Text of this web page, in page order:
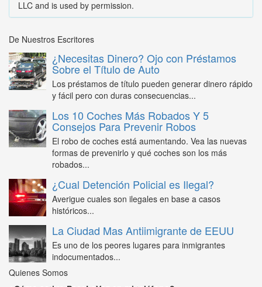
LLC and is used by permission.
De Nuestros Escritores
¿Necesitas Dinero? Ojo con Préstamos
Sobre el Título de Auto
Los préstamos de título pueden generar dinero rápido
y fácil pero con duras consecuencias...
Los 10 Coches Más Robados Y 5
Consejos Para Prevenir Robos
El robo de coches está aumentando. Vea las nuevas
formas de prevenirlo y qué coches son los más
robados...
¿Cual Detención Policial es Ilegal?
Averigue cuales son ilegales en base a casos
históricos...
La Ciudad Mas Antiimigrante de EEUU
Es uno de los peores lugares para inmigrantes
indocumentados...
Quienes Somos